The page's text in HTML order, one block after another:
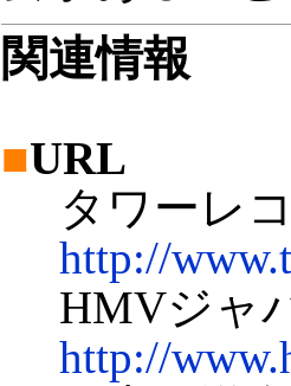
関連情報
■URL
タワーレ
http://
HMVジャ
http://